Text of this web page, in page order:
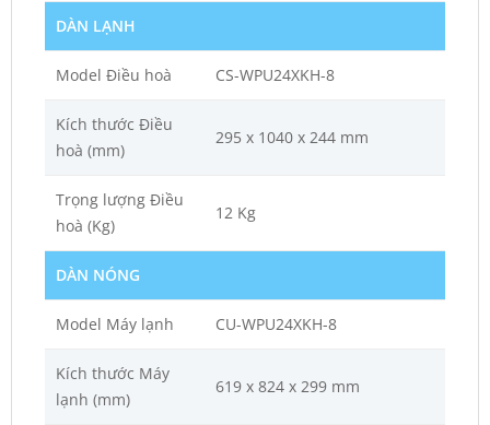
DÀN LẠNH
Model Điều hoà CS-WPU24XKH-8
Kích thước Điều
hoà (mm)
295 x 1040 x 244 mm
Trọng lượng Điều
hoà (Kg)
12 Kg
DÀN NÓNG
Model Máy lạnh CU-WPU24XKH-8
Kích thước Máy
lạnh (mm)
619 x 824 x 299 mm